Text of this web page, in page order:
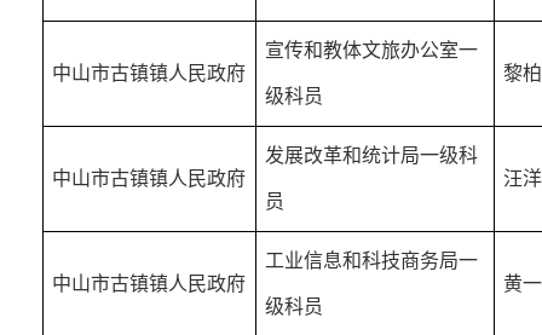
中山市古镇镇人民政府
宣传和教体文旅办公室一
级科员
黎
中山市古镇镇人民政府
发展改革和统计局一级科
员
汪洋
中山市古镇镇人民政府
工业信息和科技商务局一
级科员
黄